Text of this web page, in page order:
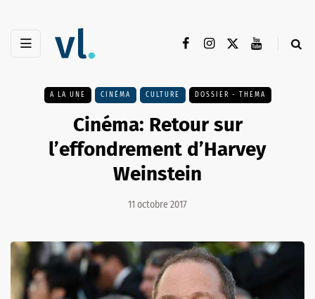
A LA UNE CINÉMA CULTURE DOSSIER - THEMA
Cinéma: Retour sur
l’effondrement d’Harvey
Weinstein
11 octobre 2017